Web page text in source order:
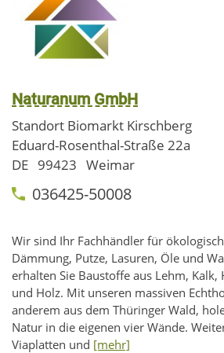
Naturanum GmbH
Standort Biomarkt Kirschberg
Eduard-Rosenthal-Straße 22a
DE 99423 Weimar
036425-50008
Wir sind Ihr Fachhändler für
Dämmung, Putze, Lasuren, Öle und
erhalten Sie Baustoffe aus Lehm, Kalk,
und Holz. Mit unseren massiven
anderem aus dem Thüringer Wald,
Natur in die eigenen vier Wände.
Viaplatten und [mehr]